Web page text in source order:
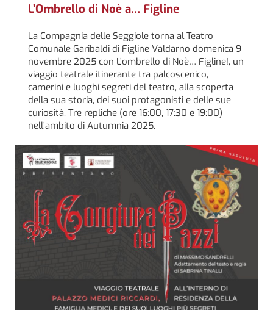
L’Ombrello di Noè a… Figline
La Compagnia delle Seggiole torna al Teatro
Comunale Garibaldi di Figline Valdarno domenica 9
novembre 2025 con L’ombrello di Noè… Figline!, un
viaggio teatrale itinerante tra palcoscenico,
camerini e luoghi segreti del teatro, alla scoperta
della sua storia, dei suoi protagonisti e delle sue
curiosità. Tre repliche (ore 16:00, 17:30 e 19:00)
nell’ambito di Autumnia 2025.